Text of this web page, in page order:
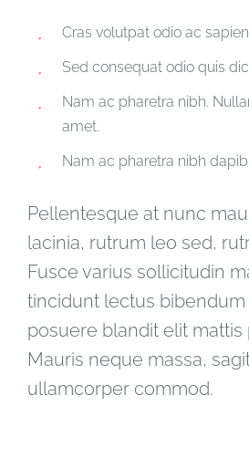
Cras volutpat odio ac
Sed consequat odio quis
Nam ac pharetra nibh.
amet.
Nam ac pharetra nibh
Pellentesque at nunc
lacinia, rutrum leo sed,
Fusce varius sollicitudin
tincidunt lectus bibendum
posuere blandit elit mattis
Mauris neque massa,
ullamcorper commod.